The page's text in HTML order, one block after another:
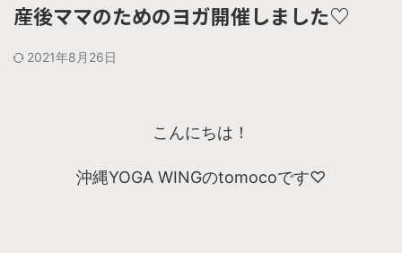
産後ママのためのヨガ開催しました♡
2021年8月26日
こんにちは！
沖縄YOGA WINGのtomocoです♡